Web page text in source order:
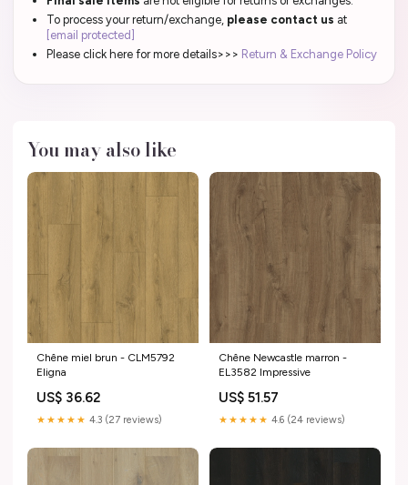
To process your return/exchange, please contact us at
[email protected]
Please click here for more details>>> Return & Exchange Policy
You may also like
Chêne miel brun - CLM5792
Eligna
US$ 36.62
★★★★★ 4.3 (27 reviews)
Chêne Newcastle marron -
EL3582 Impressive
US$ 51.57
★★★★★ 4.6 (24 reviews)